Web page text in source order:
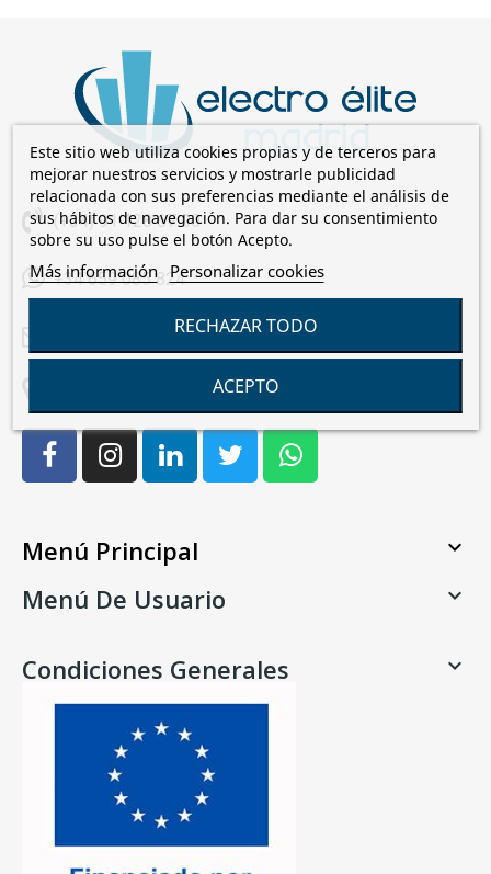
(+34) 91 128 67 00
+34 659 085 824
comercial@electroelite.es
C/Laguna de Cameros, 7 28021 Madrid
Menú Principal 
Menú De Usuario 
Condiciones Generales 
Este sitio web utiliza cookies propias y de terceros para
mejorar nuestros servicios y mostrarle publicidad
relacionada con sus preferencias mediante el análisis de
sus hábitos de navegación. Para dar su consentimiento
sobre su uso pulse el botón Acepto.
Más información Personalizar cookies
RECHAZAR TODO
ACEPTO